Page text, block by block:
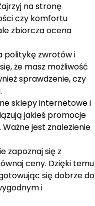
na stronę
czy komfortu
zbiorcza ocena
politykę zwrotów i
że masz możliwość
sprawdzenie, czy
sklepy internetowe i
jakieś promocje
jest znalezienie
zapoznaj się z
ceny. Dzięki temu
się dobrze do
i